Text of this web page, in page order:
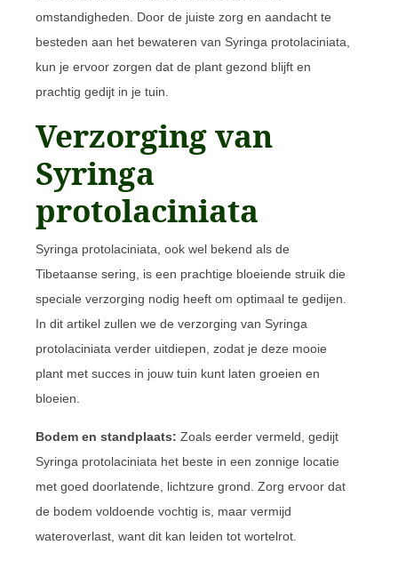
omstandigheden. Door de juiste zorg en aandacht te
besteden aan het bewateren van Syringa protolaciniata,
kun je ervoor zorgen dat de plant gezond blijft en
prachtig gedijt in je tuin.
Verzorging van
Syringa
protolaciniata
Syringa protolaciniata, ook wel bekend als de
Tibetaanse sering, is een prachtige bloeiende struik die
speciale verzorging nodig heeft om optimaal te gedijen.
In dit artikel zullen we de verzorging van Syringa
protolaciniata verder uitdiepen, zodat je deze mooie
plant met succes in jouw tuin kunt laten groeien en
bloeien.
Bodem en standplaats: Zoals eerder vermeld, gedijt
Syringa protolaciniata het beste in een zonnige locatie
met goed doorlatende, lichtzure grond. Zorg ervoor dat
de bodem voldoende vochtig is, maar vermijd
wateroverlast, want dit kan leiden tot wortelrot.